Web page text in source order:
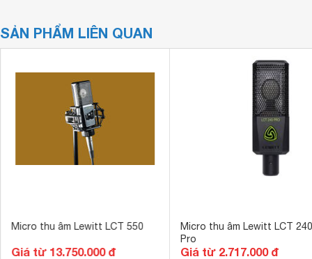
SẢN PHẨM LIÊN QUAN
Micro thu âm Lewitt LCT 550
Giá từ 13.750.000 đ
Micro thu âm Lewitt LCT 240
Pro
Giá từ 2.717.000 đ